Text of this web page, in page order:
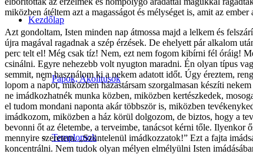
Kezdőlap
Papok, Akolitusok
Templomok
miközben átéltem azt a magasságot és mélységet is, amit az
Azt gondoltam, Isten minden nap átmossa majd a lelkem és
újra magával ragadnak a szép érzések. De ehelyett pár alkalom
perc telt el! Még csak tíz! Nem, ezt nem fogom kibírni fél óráig!
csinálni. Egyre nehezebb volt nyugton maradni. Én olyan típus
semmit, nem használom ki a nekem adatott időt. Úgy éreztem,
lopom a napot, miközben házastársam szorgalmasan készíti
ne imádkozhatnék munka közben, miközben kertészkedek,
el tudom mondani naponta akár többször is, miközben
imádkozom, miközben a ház körül dolgozom, de biztos, hogy a
bevonni őt az életembe, a terveimbe, tanácsot kérni tőle. Ilyenkor
mennyire szeretem. „Szüntelenül imádkozzatok!” Ezt a fajta
koncentrálni. Nem tudok olyan mélyen elmélyülni Isten